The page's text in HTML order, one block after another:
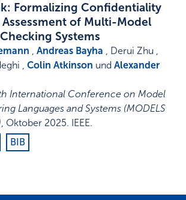
Formalizing Confidentiality
of Multi-Model
Systems
,Andreas Bayha , Derui Zhu ,
,Colin Atkinson undAlexander
International Conference on Model
Languages and Systems (MODELS
, Oktober 2025. IEEE.
BIB